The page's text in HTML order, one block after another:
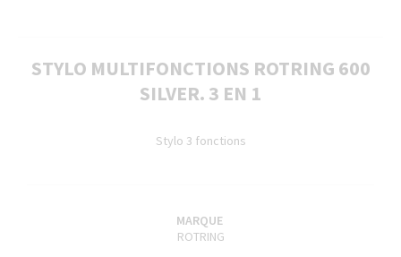
STYLO MULTIFONCTIONS ROTRING 600
SILVER. 3 EN 1
Stylo 3 fonctions
MARQUE
ROTRING